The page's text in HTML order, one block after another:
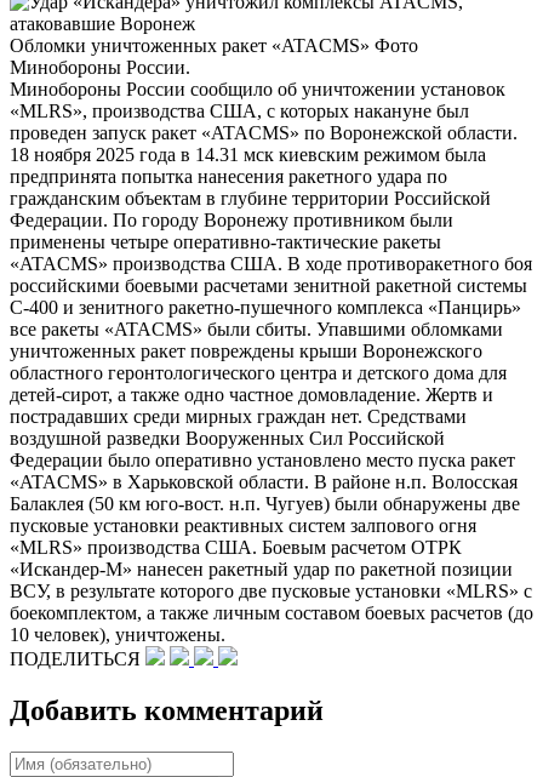
Обломки уничтоженных ракет «ATACMS» Фото
Минобороны России.
Минобороны России сообщило об уничтожении установок
«MLRS», производства США, с которых накануне был
проведен запуск ракет «ATACMS» по Воронежской области.
18 ноября 2025 года в 14.31 мск киевским режимом была
предпринята попытка нанесения ракетного удара по
гражданским объектам в глубине территории Российской
Федерации. По городу Воронежу противником были
применены четыре оперативно-тактические ракеты
«ATACMS» производства США. В ходе противоракетного боя
российскими боевыми расчетами зенитной ракетной системы
С-400 и зенитного ракетно-пушечного комплекса «Панцирь»
все ракеты «ATACMS» были сбиты. Упавшими обломками
уничтоженных ракет повреждены крыши Воронежского
областного геронтологического центра и детского дома для
детей-сирот, а также одно частное домовладение. Жертв и
пострадавших среди мирных граждан нет. Средствами
воздушной разведки Вооруженных Сил Российской
Федерации было оперативно установлено место пуска ракет
«ATACMS» в Харьковской области. В районе н.п. Волосская
Балаклея (50 км юго-вост. н.п. Чугуев) были обнаружены две
пусковые установки реактивных систем залпового огня
«MLRS» производства США. Боевым расчетом ОТРК
«Искандер-М» нанесен ракетный удар по ракетной позиции
ВСУ, в результате которого две пусковые установки «MLRS» с
боекомплектом, а также личным составом боевых расчетов (до
10 человек), уничтожены.
ПОДЕЛИТЬСЯ
Добавить комментарий